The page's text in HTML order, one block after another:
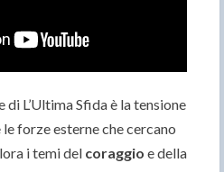
L’Ultima Sfida è la tensione
forze esterne che cercano
i temi del coraggio e della